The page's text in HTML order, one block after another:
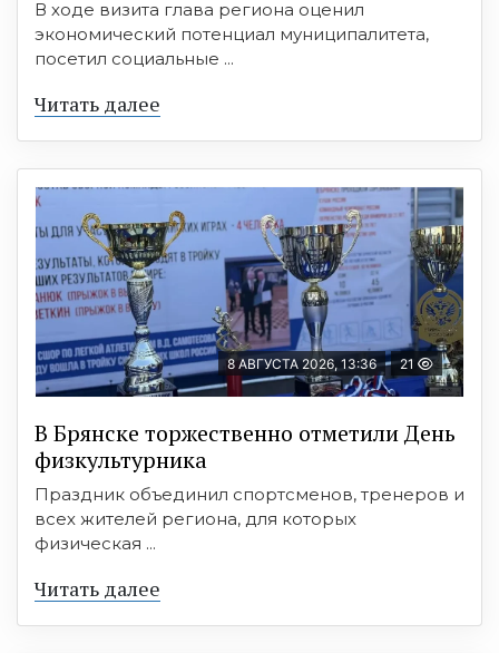
В ходе визита глава региона оценил
экономический потенциал муниципалитета,
посетил социальные ...
Читать далее
8 АВГУСТА 2026, 13:36 21
В Брянске торжественно отметили День
физкультурника
Праздник объединил спортсменов, тренеров и
всех жителей региона, для которых
физическая ...
Читать далее